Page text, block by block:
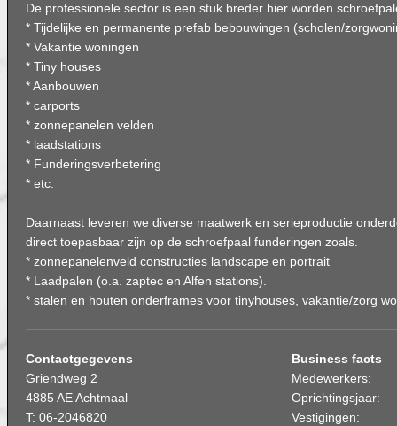
De professionele sector is een stuk breder hier worden
* Tijdelijke en permanente prefab bebouwingen (scholen/
* Vakantie woningen
* Tiny houses
* Aanbouwen
* carports
* zonnepanelen velden
* laadstations
* Funderingsverbetering
* etc.
Daarnaast leveren we diverse maatwerk en serieproductie
direct toepasbaar zijn op de schroefpaal funderingen zoals.
* zonnepanelenveld constructies landscape en portrait
* Laadpalen (o.a. zaptec en Alfen stations).
* stalen en houten onderframes voor tinyhouses, vakantie/zorg
Contactgegevens
Griendweg 2
4885 AE Achtmaal
T: 06-2046820
Business facts
Medewerkers:
Oprichtingsjaar:
Vestigingen: